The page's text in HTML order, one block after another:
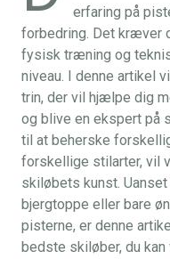
erfaring på
forbedring. Det kræver
fysisk træning og
niveau. I denne artikel
trin, der vil hjælpe dig
og blive en ekspert på
til at beherske
forskellige stilarter, vil
skiløbets kunst.
bjergtoppe eller bare
pisterne, er denne
bedste skiløber, du